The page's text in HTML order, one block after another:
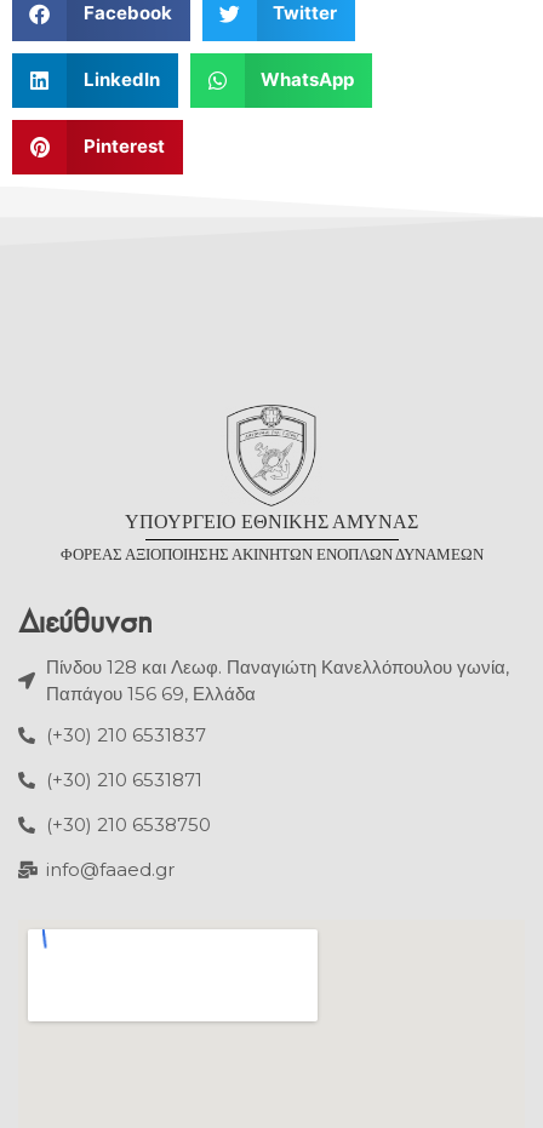
Facebook Twitter
LinkedIn WhatsApp
Pinterest
ΥΠΟΥΡΓΕΙΟ ΕΘΝΙΚΗΣ ΑΜΥΝΑΣ
ΦΟΡΕΑΣ ΑΞΙΟΠΟΙΗΣΗΣ ΑΚΙΝΗΤΩΝ ΕΝΟΠΛΩΝΔΥΝΑΜΕΩΝ
Διεύθυνση
Πίνδου 128 και Λεωφ. Παναγιώτη Κανελλόπουλου γωνία,
Παπάγου 156 69, Ελλάδα
(+30) 210 6531837
(+30) 210 6531871
(+30) 210 6538750
info@faaed.gr